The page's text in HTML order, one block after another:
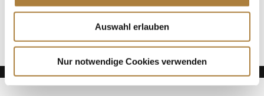
Auswahl erlauben
Nur notwendige Cookies verwenden
eine Legende des Pferdesports
Goldenes Reitabzeichen für Carolina Miesner